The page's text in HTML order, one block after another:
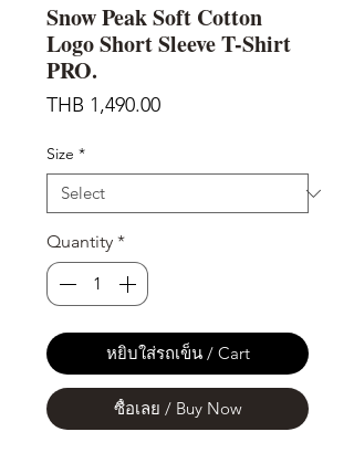
Snow Peak Soft Cotton
Logo Short Sleeve T-Shirt
PRO.
THB 1,490.00Price
Size *
Quantity *
หยิบใส่รถเข็น / Cart
ซื้อเลย / Buy Now